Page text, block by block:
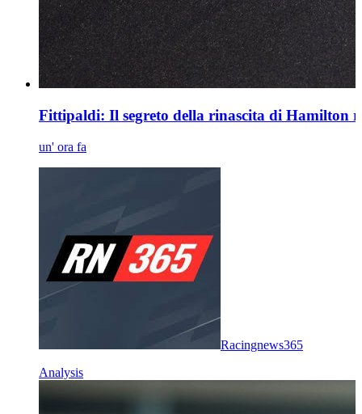
Fittipaldi: Il segreto della rinascita di Hamilton
un' ora fa
Racingnews365
Analysis